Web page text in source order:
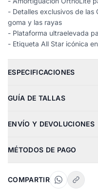
- Detalles exclusivos de las
goma y las rayas
- Plataforma ultraelevada
- Etiqueta All Star icónica
ESPECIFICACIONES
GUÍA DE TALLAS
ENVÍO Y DEVOLUCIONES
MÉTODOS DE PAGO
COMPARTIR